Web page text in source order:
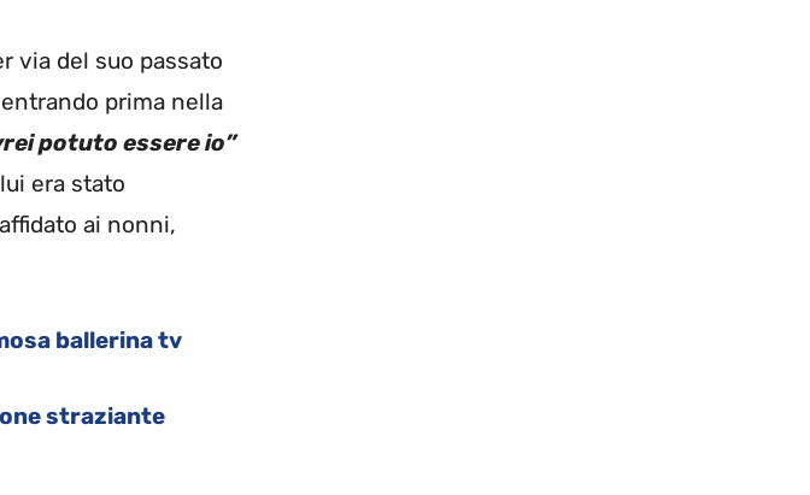
via del suo passato
prima nella
potuto essere io”
era stato
ai nonni,
ballerina tv
straziante